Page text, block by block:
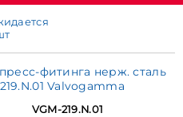
фитинга нерж. сталь
Valvogamma
VGM-219.N.01